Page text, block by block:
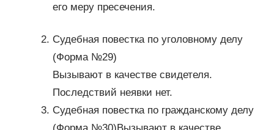
его меру пресечения.
Судебная повестка по уголовному делу
(Форма №29)
Вызывают в качестве свидетеля.
Последствий неявки нет.
Судебная повестка по гражданскому делу